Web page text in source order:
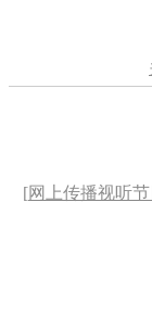
[网上传播视听节